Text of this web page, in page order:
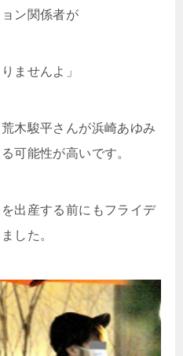
ン関係者が
ませんよ」
木駿平さんが浜崎あゆみ
可能性が高いです。
出産する前にもフライデ
した。